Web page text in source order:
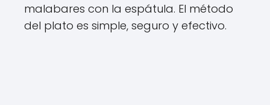
malabares con la espátula. El método
del plato es simple, seguro y efectivo.